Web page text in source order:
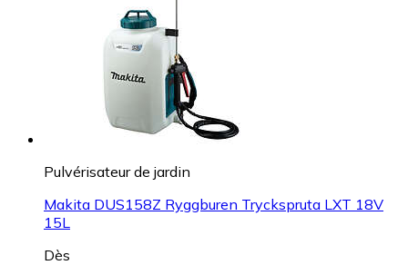
Pulvérisateur de jardin
Makita DUS158Z Ryggburen Tryckspruta LXT 18V
15L
Dès